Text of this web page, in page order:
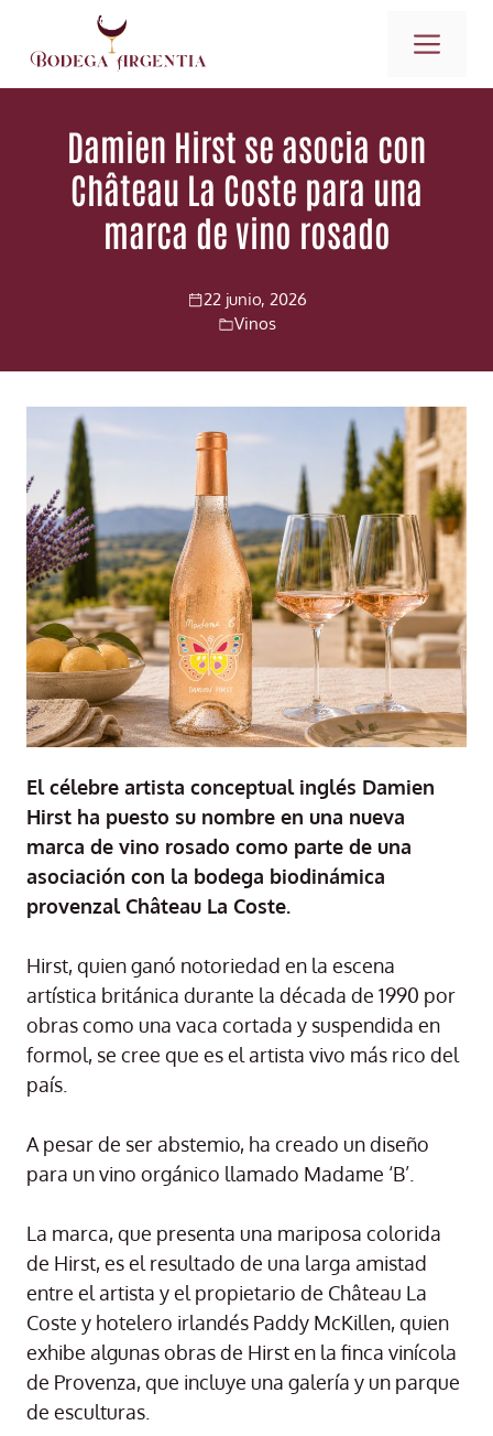
contenido
Damien Hirst se asocia con
Château La Coste para una
marca de vino rosado
22 junio, 2026
Vinos
El célebre artista conceptual inglés Damien
Hirst ha puesto su nombre en una nueva
marca de vino rosado como parte de una
asociación con la bodega biodinámica
provenzal Château La Coste.
Hirst, quien ganó notoriedad en la escena
artística británica durante la década de 1990 por
obras como una vaca cortada y suspendida en
formol, se cree que es el artista vivo más rico del
país.
A pesar de ser abstemio, ha creado un diseño
para un vino orgánico llamado Madame ‘B’.
La marca, que presenta una mariposa colorida
de Hirst, es el resultado de una larga amistad
entre el artista y el propietario de Château La
Coste y hotelero irlandés Paddy McKillen, quien
exhibe algunas obras de Hirst en la finca vinícola
de Provenza, que incluye una galería y un parque
de esculturas.